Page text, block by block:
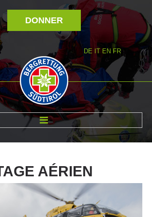
DONNER
DE IT EN FR
AÉRIEN